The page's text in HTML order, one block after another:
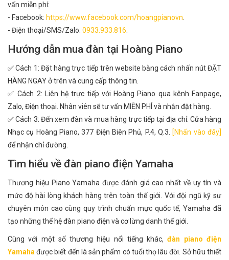
vấn miễn phí:
- Facebook: https://www.facebook.com/hoangpianovn
- Điện thoại/SMS/Zalo: 0933.933.816
Hướng dẫn mua đàn tại Hoàng Piano
✅ Cách 1: Đặt hàng trực tiếp trên website bằng cách nhấn nút ĐẶT
HÀNG NGAY ở trên và cung cấp thông tin.
✅ Cách 2: Liên hệ trực tiếp với Hoàng Piano qua kênh Fanpage,
Zalo, Điện thoại. Nhân viên sẽ tư vấn MIỄN PHÍ và nhận đặt hàng.
✅ Cách 3: Đến xem đàn và mua hàng trực tiếp tại địa chỉ: Cửa hàng
Nhạc cụ Hoàng Piano, 377 Điện Biên Phủ, P.4, Q.3.
[Nhấn vào đây]
để nhận chỉ đường.
Tìm hiểu về đàn piano điện Yamaha
Thương hiệu Piano Yamaha được đánh giá cao nhất về uy tín và
mức độ hài lòng khách hàng trên toàn thế giới. Với đội ngũ kỹ sư
chuyên môn cao cùng quy trình chuẩn mực quốc tế, Yamaha đã
tạo những thế hệ đàn piano điện và cơ lừng danh thế giới.
Cùng với một số thương hiệu nổi tiếng khác,đàn piano điện
Yamaha được biết đến là sản phẩm có tuổi thọ lâu đời. Sở hữu thiết